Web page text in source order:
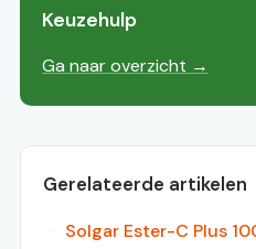
Keuzehulp
Ga naar overzicht →
Gerelateerde artikelen
Solgar Ester-C Plus